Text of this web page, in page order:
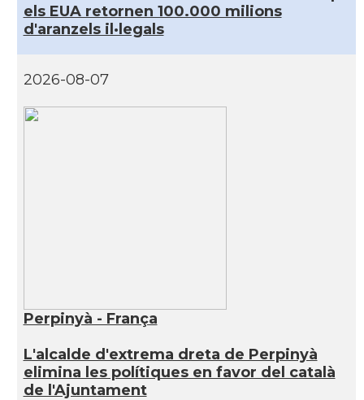
els EUA retornen 100.000 milions
d'aranzels il·legals
2026-08-07
Perpinyà - França
L'alcalde d'extrema dreta de Perpinyà
elimina les polítiques en favor del català
de l'Ajuntament